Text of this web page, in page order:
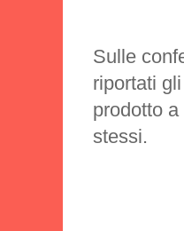
Sulle
riportati
prodotto
stessi.